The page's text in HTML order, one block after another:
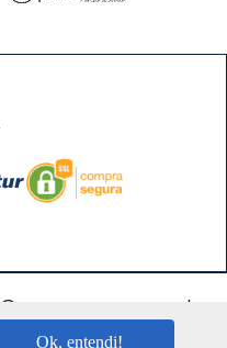
Ok, entendi!